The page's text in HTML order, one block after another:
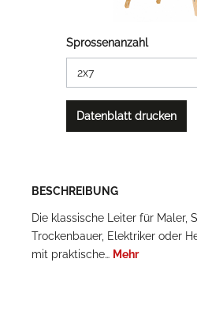
Sprossenanzahl
Datenblatt drucken
BESCHREIBUNG
Die klassische Leiter für Maler,
Trockenbauer, Elektriker oder
mit praktische… Mehr